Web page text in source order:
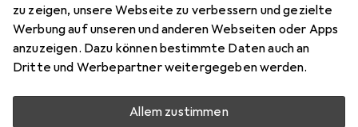
zu zeigen, unsere Webseite zu verbessern und gezielte
Werbung auf unseren und anderen Webseiten oder Apps
anzuzeigen. Dazu können bestimmte Daten auch an
Dritte und Werbepartner weitergegeben werden.
Allem zustimmen
Bewertungen Marke
Mehr von Dipos
Mi, 12.8. geliefert
Mehr als 10 Stück an Lager beim Drittanbieter